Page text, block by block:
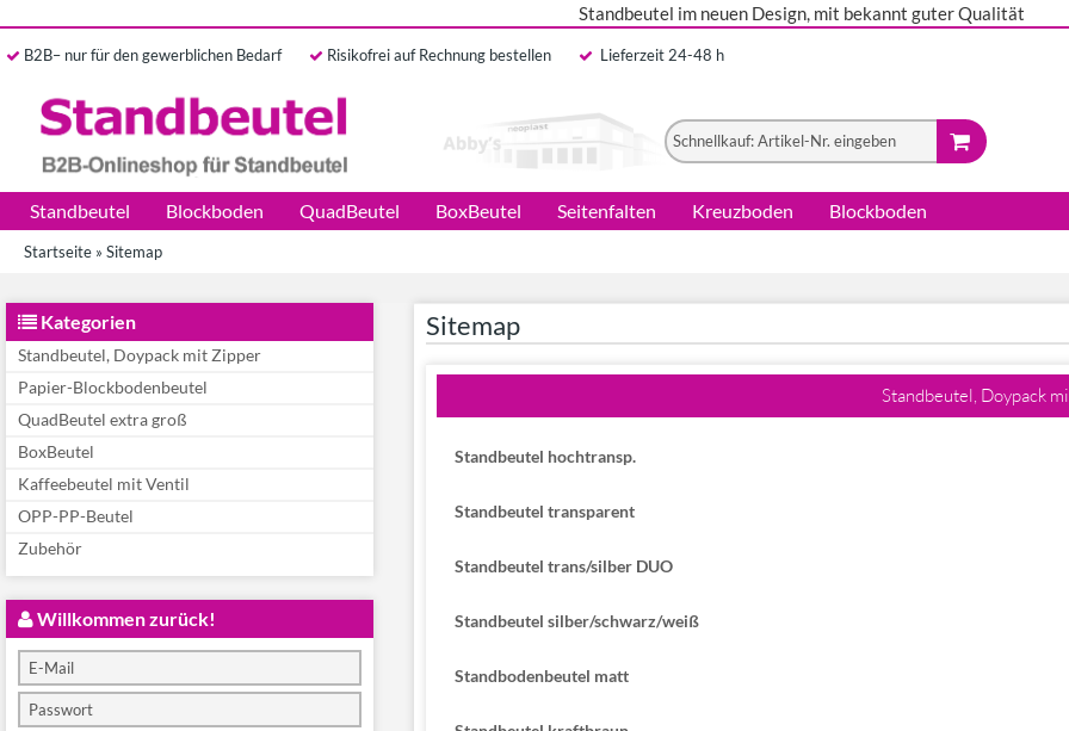
Standbeutel im neuen Design, mit bekannt guter Qualität
B2B– nur für den gewerblichen Bedarf Risikofrei auf Rechnung bestellen Lieferzeit 24-48 h
Standbeutel Blockboden QuadBeutel BoxBeutel Seitenfalten Kreuzboden Blockboden
Startseite » Sitemap
Sitemap
Standbeutel, Doypack
Standbeutel hochtransp.
Standbeutel transparent
Standbeutel trans/silber DUO
Standbeutel silber/schwarz/weiß
Standbodenbeutel matt
Kategorien
Standbeutel, Doypack mit Zipper
Papier-Blockbodenbeutel
QuadBeutel extra groß
BoxBeutel
Kaffeebeutel mit Ventil
OPP-PP-Beutel
Zubehör
Willkommen zurück!